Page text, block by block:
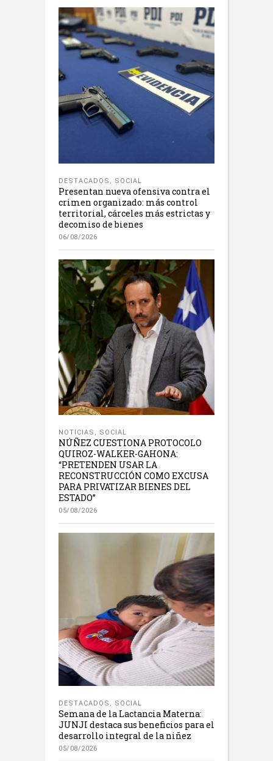
DESTACADOS , SOCIAL
Presentan nueva ofensiva contra el
crimen organizado: más control
territorial, cárceles más estrictas y
decomiso de bienes
06/08/2026
NOTICIAS SOCIAL
NÚÑEZ CUESTIONA PROTOCOLO
QUIROZ-WALKER-GAHONA:
“PRETENDEN USAR LA
RECONSTRUCCIÓN COMO EXCUSA
PARA PRIVATIZAR BIENES DEL
ESTADO”
05/08/2026
DESTACADOS , SOCIAL
Semana de la Lactancia Materna:
JUNJI destaca sus beneficios para el
desarrollo integral de la niñez
05/08/2026